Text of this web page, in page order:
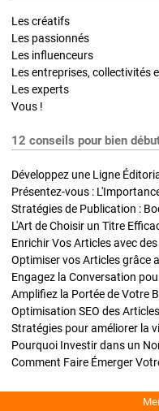
Les créatifs
Les passionnés
Les influenceurs
Les entreprises, collectivités
Les experts
Vous !
12 conseils pour bien
Développez une Ligne
Présentez-vous :
L'Art de Choisir un Titre
Optimiser vos Articles grâce
Engagez la Conversation
Amplifiez la Portée de Votre